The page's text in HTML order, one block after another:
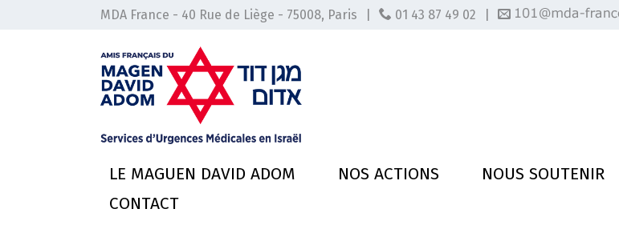
MDA France - 40 Rue de Liège - 75008, Paris 01 43 87 49 02
LE MAGUEN DAVID ADOM NOS ACTIONS NOUS SOUTENIR
CONTACT